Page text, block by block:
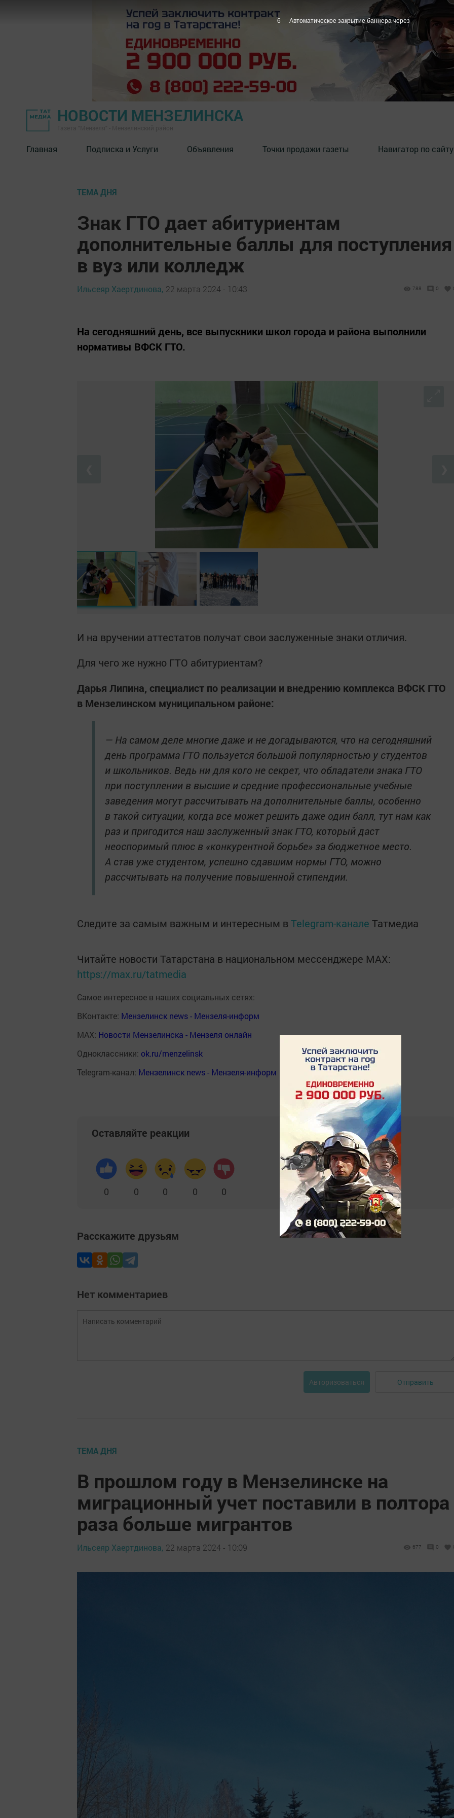
НОВОСТИ МЕНЗЕЛИНСКА
Главная Подписка и Услуги Объявления Точки продажи газеты Навигатор по сайту
ТЕМА ДНЯ
Знак ГТО дает абитуриентам
дополнительные баллы для поступления
в вуз или колледж
Ильсеяр Хаертдинова, 22 марта 2024 - 10:43 788 0
На сегодняшний день, все выпускники школ города и района выполнили
нормативы ВФСК ГТО.
И на вручении аттестатов получат свои заслуженные знаки отличия.
Для чего же нужно ГТО абитуриентам?
Дарья Липина, специалист по реализации и внедрению комплекса ВФСК ГТО
в Мензелинском муниципальном районе:
— На самом деле многие даже и не догадываются, что на сегодняшний
день программа ГТО пользуется большой популярностью у студентов
и школьников. Ведь ни для кого не секрет, что обладатели знака ГТО
при поступлении в высшие и средние профессиональные учебные
заведения могут рассчитывать на дополнительные баллы, особенно
в такой ситуации, когда все может решить даже один балл, тут нам как
раз и пригодится наш заслуженный знак ГТО, который даст
неоспоримый плюс в «конкурентной борьбе» за бюджетное место.
А став уже студентом, успешно сдавшим нормы ГТО, можно
рассчитывать на получение повышенной стипендии.
Следите за самым важным и интересным в Telegram-канале Татмедиа
Читайте новости Татарстана в национальном мессенджере MАХ:
https://max.ru/tatmedia
Самое интересное в наших социальных сетях:
ВКонтакте: Мензелинск news - Мензеля-информ
MAX: Новости Мензелинска - Мензеля онлайн
Одноклассники: ok.ru/menzelinsk
Telegram-канал: Мензелинск news - Мензеля-информ
Оставляйте реакции
0 0 0 0 0
Расскажите друзьям
Нет комментариев
Авторизоваться Отправить
ТЕМА ДНЯ
В прошлом году в Мензелинске на
миграционный учет поставили в полтора
раза больше мигрантов
Ильсеяр Хаертдинова, 22 марта 2024 - 10:09 677 0
4 Автоматическое закрытие баннера через